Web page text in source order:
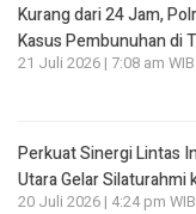
Kurang dari 24 Jam,
Kasus Pembunuhan di
21 Juli 2026 | 7:08 am WIB
Perkuat Sinergi Lintas
Utara Gelar
20 Juli 2026 | 4:24 pm WIB